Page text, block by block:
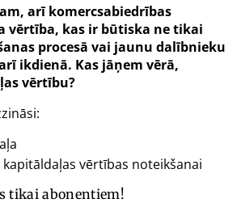
arī komercsabiedrības
vērtība, kas ir būtiska ne tikai
procesā vai jaunu dalībnieku
ikdienā. Kas jāņem vērā,
vērtību?
kapitāldaļas vērtības noteikšanai
tikai abonentiem!